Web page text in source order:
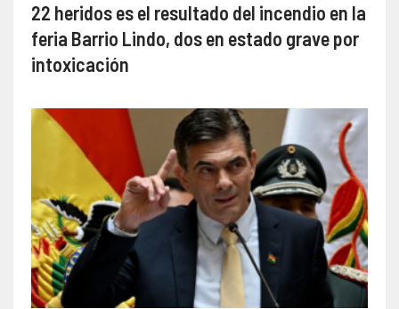
22 heridos es el resultado del incendio en la
feria Barrio Lindo, dos en estado grave por
intoxicación